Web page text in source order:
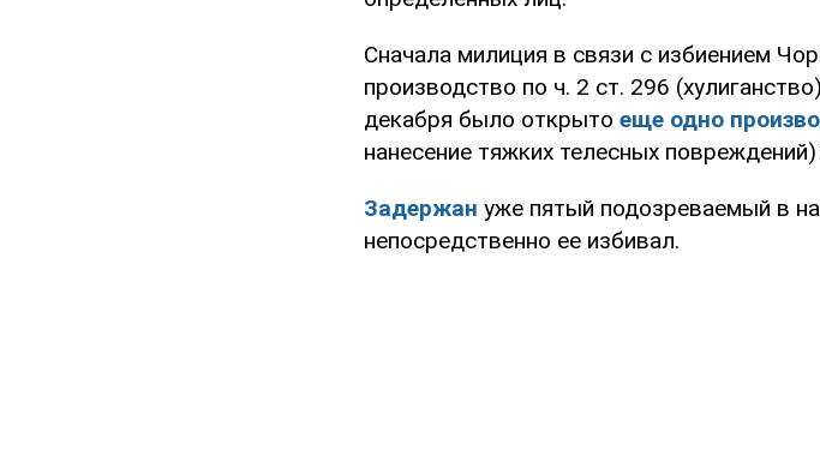
Сначала милиция в связи с избиением
производство по ч. 2 ст. 296
декабря было открыто еще одно
нанесение тяжких телесных
Задержан уже пятый подозреваемый в
непосредственно ее избивал.